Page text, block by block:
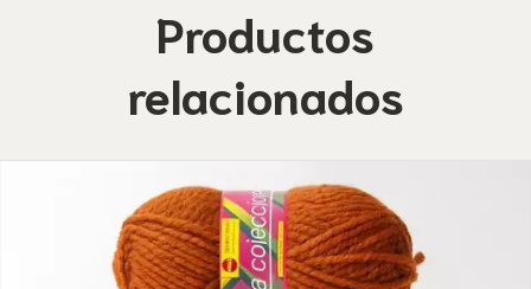
Productos
relacionados